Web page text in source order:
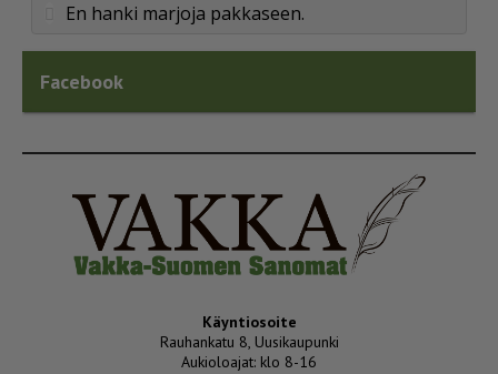
En hanki marjoja pakkaseen.
Facebook
Käyntiosoite
Rauhankatu 8, Uusikaupunki
Aukioloajat: klo 8-16